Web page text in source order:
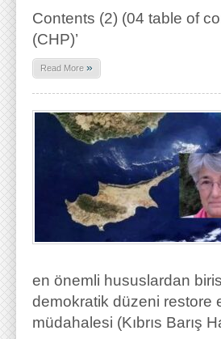
Contents (2) (04 table of
(CHP)’
Read More »
en önemli hususlardan
demokratik düzeni restore
müdahalesi (Kıbrıs Barış